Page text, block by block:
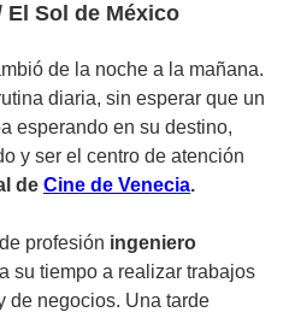
El Sol de México
de la noche a la mañana.
diaria, sin esperar que un
esperando en su destino,
y ser el centro de atención
de Cine de Venecia.
profesión ingeniero
su tiempo a realizar trabajos
de negocios. Una tarde